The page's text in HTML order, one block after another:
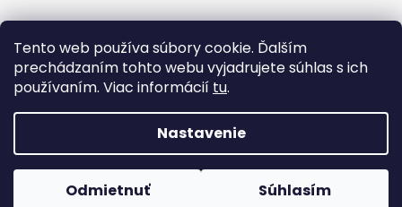
Tento web používa súbory cookie. Ďalším
prechádzaním tohto webu vyjadrujete súhlas s ich
používaním. Viac informácií tu.
Nastavenie
Odmietnuť Súhlasím
Vytvoril Shoptet
Copyright 2026 TaJaMed s.r.o.. Všetky práva